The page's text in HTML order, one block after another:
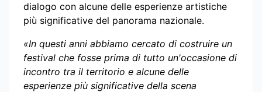
dialogo con alcune delle esperienze artistiche
più significative del panorama nazionale.
«In questi anni abbiamo cercato di costruire un
festival che fosse prima di tutto un'occasione di
incontro tra il territorio e alcune delle
esperienze più significative della scena